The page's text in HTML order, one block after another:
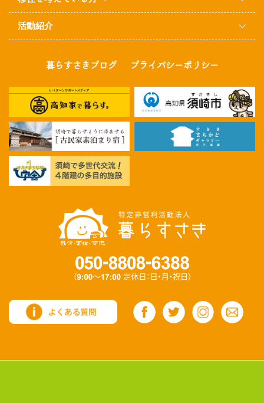
活動紹介
暮らすさきブログ プライバシーポリシー